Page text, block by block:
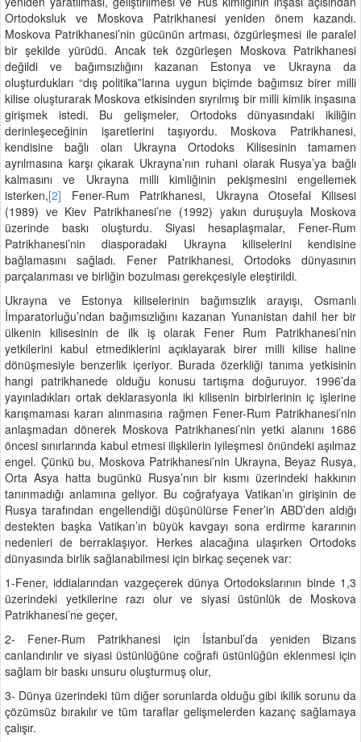
Ortodoksluk ve Moskova Patrikhanesi yeniden önem kazandı.
Moskova Patrikhanesi’nin gücünün artması, özgürleşmesi ile paralel
bir şekilde yürüdü. Ancak tek özgürleşen Moskova Patrikhanesi
değildi ve bağımsızlığını kazanan Estonya ve Ukrayna da
oluşturdukları “dış politika”larına uygun biçimde bağımsız birer milli
kilise oluşturarak Moskova etkisinden sıyrılmış bir milli kimlik inşasına
girişmek istedi. Bu gelişmeler, Ortodoks dünyasındaki ikiliğin
derinleşeceğinin işaretlerini taşıyordu. Moskova Patrikhanesi,
kendisine bağlı olan Ukrayna Ortodoks Kilisesinin tamamen
ayrılmasına karşı çıkarak Ukrayna’nın ruhani olarak Rusya’ya bağlı
kalmasını ve Ukrayna milli kimliğinin pekişmesini engellemek
isterken,[2] Fener-Rum Patrikhanesi, Ukrayna Otosefal Kilisesi
(1989) ve Kiev Patrikhanesi’ne (1992) yakın duruşuyla Moskova
üzerinde baskı oluşturdu. Siyasi hesaplaşmalar, Fener-Rum
Patrikhanesi’nin diasporadaki Ukrayna kiliselerini kendisine
bağlamasını sağladı. Fener Patrikhanesi, Ortodoks dünyasının
parçalanması ve birliğin bozulması gerekçesiyle eleştirildi.
Ukrayna ve Estonya kiliselerinin bağımsızlık arayışı, Osmanlı
İmparatorluğu’ndan bağımsızlığını kazanan Yunanistan dahil her bir
ülkenin kilisesinin de ilk iş olarak Fener Rum Patrikhanesi’nin
yetkilerini kabul etmediklerini açıklayarak birer milli kilise haline
dönüşmesiyle benzerlik içeriyor. Burada özerkliği tanıma yetkisinin
hangi patrikhanede olduğu konusu tartışma doğuruyor. 1996’da
yayınladıkları ortak deklarasyonla iki kilisenin birbirlerinin iç işlerine
karışmaması kararı alınmasına rağmen Fener-Rum Patrikhanesi’nin
anlaşmadan dönerek Moskova Patrikhanesi’nin yetki alanını 1686
öncesi sınırlarında kabul etmesi ilişkilerin iyileşmesi önündeki aşılmaz
engel. Çünkü bu, Moskova Patrikhanesi’nin Ukrayna, Beyaz Rusya,
Orta Asya hatta bugünkü Rusya’nın bir kısmı üzerindeki hakkının
tanınmadığı anlamına geliyor. Bu coğrafyaya Vatikan’ın girişinin de
Rusya tarafından engellendiği düşünülürse Fener’in ABD’den aldığı
destekten başka Vatikan’ın büyük kavgayı sona erdirme kararının
nedenleri de berraklaşıyor. Herkes alacağına ulaşırken Ortodoks
dünyasında birlik sağlanabilmesi için birkaç seçenek var:
1-Fener, iddialarından vazgeçerek dünya Ortodokslarının binde 1,3
üzerindeki yetkilerine razı olur ve siyasi üstünlük de Moskova
Patrikhanesi’ne geçer,
2- Fener-Rum Patrikhanesi için İstanbul’da yeniden Bizans
canlandırılır ve siyasi üstünlüğüne coğrafi üstünlüğün eklenmesi için
sağlam bir baskı unsuru oluşturmuş olur,
3- Dünya üzerindeki tüm diğer sorunlarda olduğu gibi ikilik sorunu da
çözümsüz bırakılır ve tüm taraflar gelişmelerden kazanç sağlamaya
çalışır.